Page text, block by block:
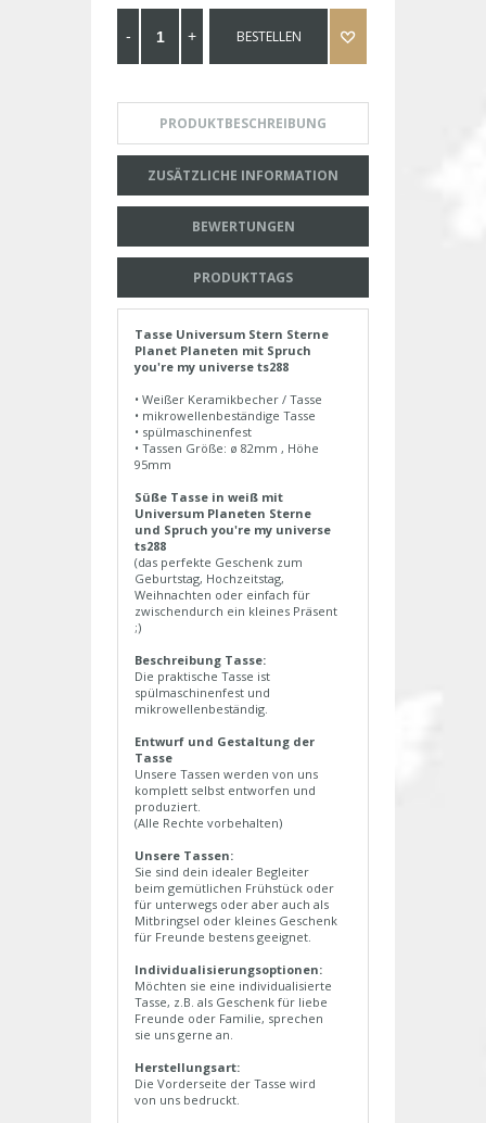
BESTELLEN
PRODUKTBESCHREIBUNG
ZUSÄTZLICHE INFORMATION
BEWERTUNGEN
PRODUKTTAGS
Tasse Universum Stern Sterne
Planet Planeten mit Spruch
you're my universe ts288
• Weißer Keramikbecher / Tasse
• mikrowellenbeständige Tasse
• spülmaschinenfest
• Tassen Größe: ø 82mm , Höhe
95mm
Süße Tasse in weiß mit
Universum Planeten Sterne
und Spruch you're my universe
ts288
(das perfekte Geschenk zum
Geburtstag, Hochzeitstag,
Weihnachten oder einfach für
zwischendurch ein kleines Präsent
;)
Beschreibung Tasse:
Die praktische Tasse ist
spülmaschinenfest und
mikrowellenbeständig.
Entwurf und Gestaltung der
Tasse
Unsere Tassen werden von uns
komplett selbst entworfen und
produziert.
(Alle Rechte vorbehalten)
Unsere Tassen:
Sie sind dein idealer Begleiter
beim gemütlichen Frühstück oder
für unterwegs oder aber auch als
Mitbringsel oder kleines Geschenk
für Freunde bestens geeignet.
Individualisierungsoptionen:
Möchten sie eine individualisierte
Tasse, z.B. als Geschenk für liebe
Freunde oder Familie, sprechen
sie uns gerne an.
Herstellungsart:
Die Vorderseite der Tasse wird
von uns bedruckt.